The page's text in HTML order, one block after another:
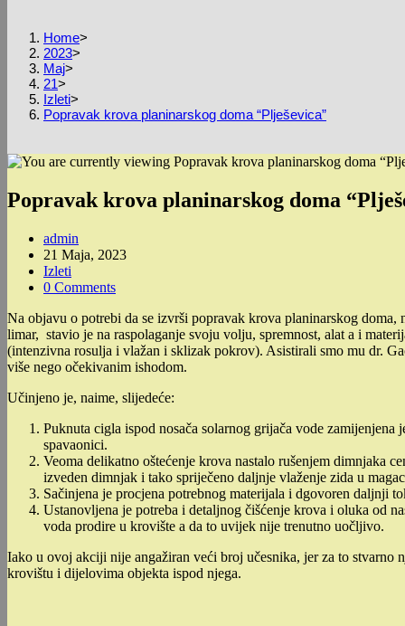
Home>
2023>
Maj>
21>
Izleti>
Popravak krova planinarskog doma “Plješevica”
Popravak krova planinarskog doma
Post
author:
admin
Post
published:
21 Maja, 2023
Post
category:
Izleti
Post
0 Comments
Na objavu o potrebi da se izvrši popravak krova planinarskog
limar, stavio je na raspolaganje svoju volju, spremnost, alat a i
(intenzivna rosulja i vlažan i sklizak pokrov). Asistirali smo mu dr.
više nego očekivanim ishodom.
Učinjeno je, naime, slijedeće:
Puknuta cigla ispod nosača solarnog grijača vode
spavaonici.
Veoma delikatno oštećenje krova nastalo rušenjem dimnjaka
izveden dimnjak i tako spriječeno daljnje vlaženje zida u
Sačinjena je procjena potrebnog materijala i dgovoren daljnji
Ustanovljena je potreba i detaljnog čišćenje krova i oluka od
voda prodire u krovište a da to uvijek nije trenutno uočljivo.
Iako u ovoj akciji nije angažiran veći broj učesnika, jer za to stvarno
krovištu i dijelovima objekta ispod njega.